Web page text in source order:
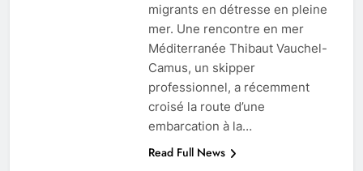
migrants en détresse en pleine
mer. Une rencontre en mer
Méditerranée Thibaut Vauchel-
Camus, un skipper
professionnel, a récemment
croisé la route d’une
embarcation à la…
Read Full News